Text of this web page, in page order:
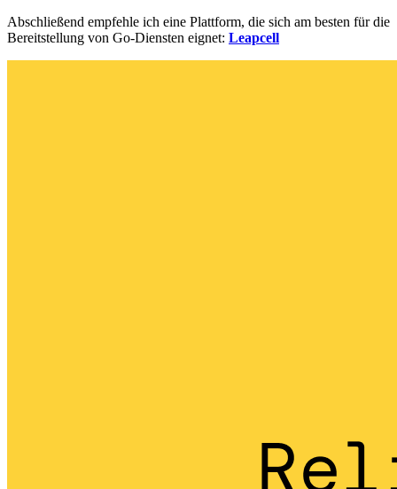
Abschließend empfehle ich eine Plattform, die sich am besten für die
Bereitstellung von Go-Diensten eignet: Leapcell